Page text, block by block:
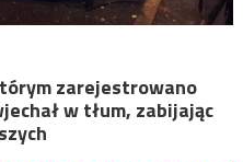
zarejestrowano
w tłum, zabijając